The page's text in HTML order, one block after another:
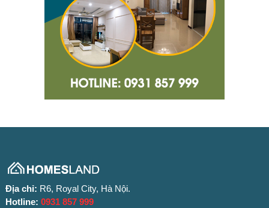
Địa chỉ: R6, Royal City, Hà Nội.
Hotline: 0931 857 999